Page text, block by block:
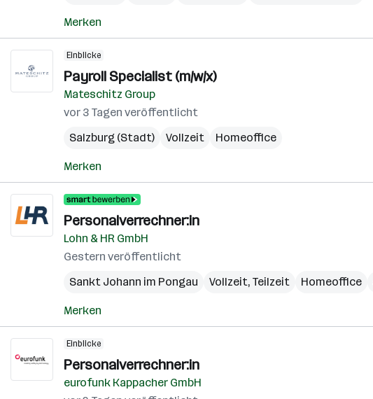
Merken
Einblicke
Payroll Specialist (m/w/x)
Mateschitz Group
vor 3 Tagen veröffentlicht
Salzburg (Stadt)
Vollzeit Homeoffice
Merken
Personalverrechner:in
Lohn & HR GmbH
Gestern veröffentlicht
Sankt Johann im Pongau
Vollzeit, Teilzeit Homeoffice
Merken
Einblicke
Personalverrechner:in
eurofunk Kappacher GmbH